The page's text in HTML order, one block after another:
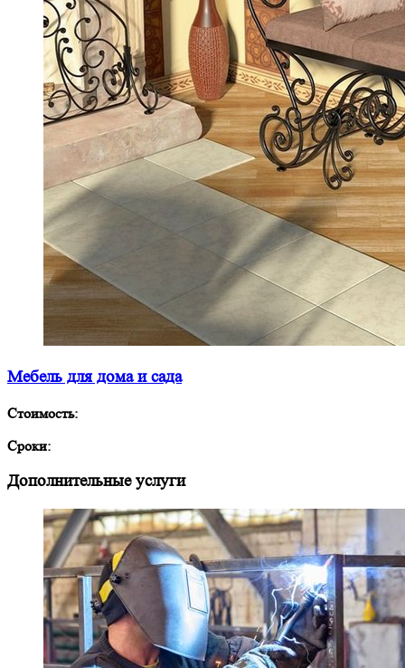
Мебель для дома и сада
Стоимость:
Сроки:
Дополнительные услуги